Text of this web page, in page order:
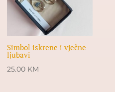
Simbol iskrene i vječne
ljubavi
25.00 KM